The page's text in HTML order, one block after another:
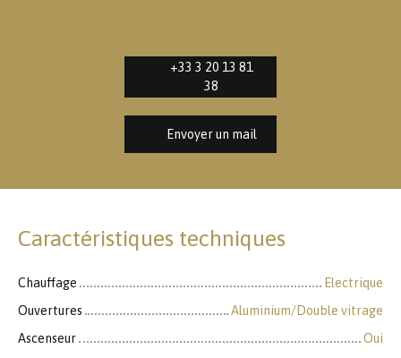
+33 3 20 13 81
38
Envoyer un mail
Caractéristiques techniques
Chauffage
Electrique
Ouvertures
Aluminium/Double vitrage
Ascenseur
Oui